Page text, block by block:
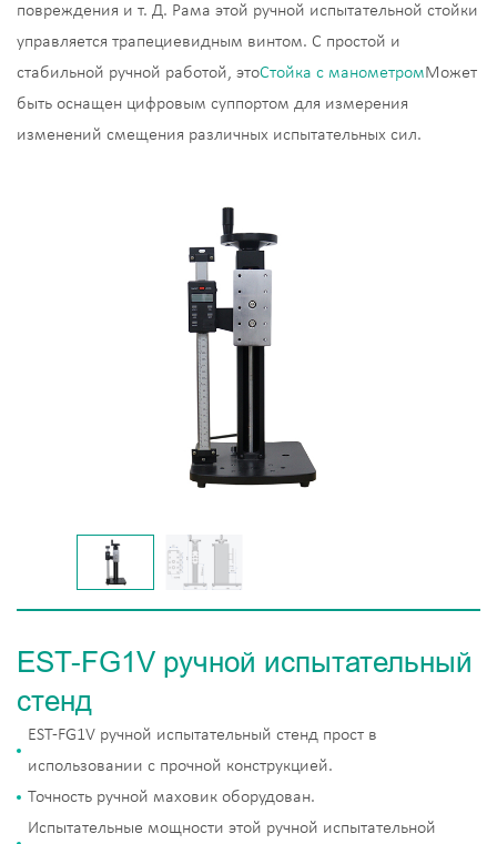
повреждения и т. Д. Рама этой ручной испытательной стойки
управляется трапециевидным винтом. С простой и
стабильной ручной работой, этоСтойка с манометромМожет
быть оснащен цифровым суппортом для измерения
изменений смещения различных испытательных сил.
EST-FG1V ручной испытательный
стенд
EST-FG1V ручной испытательный стенд прост в
использовании с прочной конструкцией.
Точность ручной маховик оборудован.
Испытательные мощности этой ручной испытательной